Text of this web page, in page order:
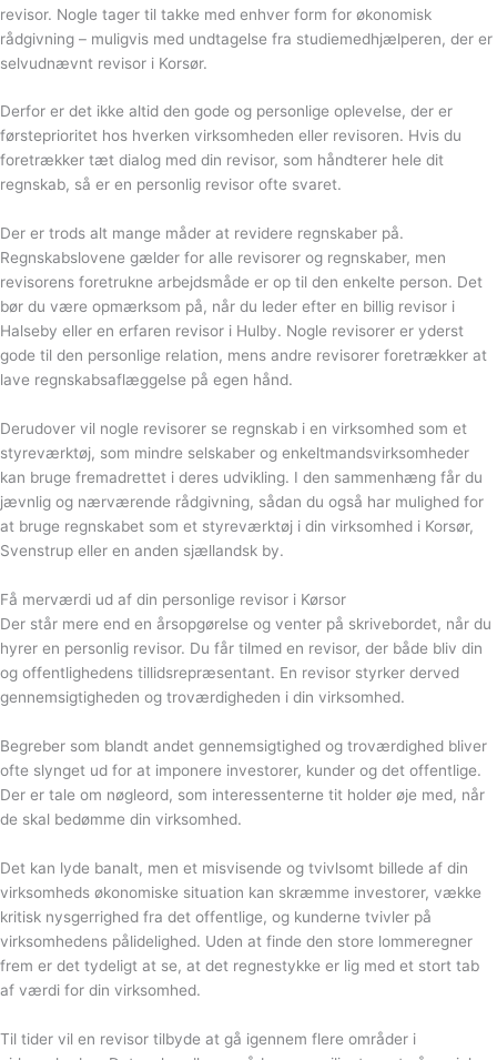
revisor. Nogle tager til takke med enhver form for økonomisk
rådgivning – muligvis med undtagelse fra studiemedhjælperen, der er
selvudnævnt revisor i Korsør.
Derfor er det ikke altid den gode og personlige oplevelse, der er
førsteprioritet hos hverken virksomheden eller revisoren. Hvis du
foretrækker tæt dialog med din revisor, som håndterer hele dit
regnskab, så er en personlig revisor ofte svaret.
Der er trods alt mange måder at revidere regnskaber på.
Regnskabslovene gælder for alle revisorer og regnskaber, men
revisorens foretrukne arbejdsmåde er op til den enkelte person. Det
bør du være opmærksom på, når du leder efter en billig revisor i
Halseby eller en erfaren revisor i Hulby. Nogle revisorer er yderst
gode til den personlige relation, mens andre revisorer foretrækker at
lave regnskabsaflæggelse på egen hånd.
Derudover vil nogle revisorer se regnskab i en virksomhed som et
styreværktøj, som mindre selskaber og enkeltmandsvirksomheder
kan bruge fremadrettet i deres udvikling. I den sammenhæng får du
jævnlig og nærværende rådgivning, sådan du også har mulighed for
at bruge regnskabet som et styreværktøj i din virksomhed i Korsør,
Svenstrup eller en anden sjællandsk by.
Få merværdi ud af din personlige revisor i Kørsor
Der står mere end en årsopgørelse og venter på skrivebordet, når du
hyrer en personlig revisor. Du får tilmed en revisor, der både bliv din
og offentlighedens tillidsrepræsentant. En revisor styrker derved
gennemsigtigheden og troværdigheden i din virksomhed.
Begreber som blandt andet gennemsigtighed og troværdighed bliver
ofte slynget ud for at imponere investorer, kunder og det offentlige.
Der er tale om nøgleord, som interessenterne tit holder øje med, når
de skal bedømme din virksomhed.
Det kan lyde banalt, men et misvisende og tvivlsomt billede af din
virksomheds økonomiske situation kan skræmme investorer, vække
kritisk nysgerrighed fra det offentlige, og kunderne tvivler på
virksomhedens pålidelighed. Uden at finde den store lommeregner
frem er det tydeligt at se, at det regnestykke er lig med et stort tab
af værdi for din virksomhed.
Til tider vil en revisor tilbyde at gå igennem flere områder i